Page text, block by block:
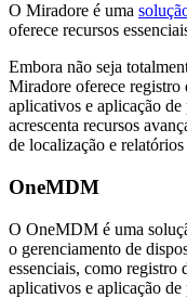
O Miradore é uma
oferece recursos
Embora não seja
Miradore oferece registro
aplicativos e aplicação
acrescenta recursos
de localização e relatórios
OneMDM
O OneMDM é uma
o gerenciamento de
essenciais, como registro
aplicativos e aplicação de